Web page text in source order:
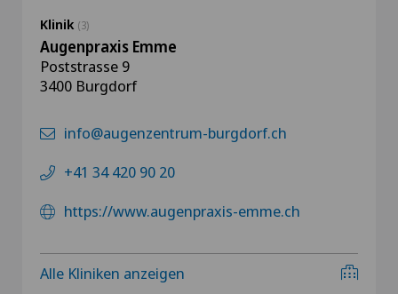
Klinik (3)
Augenpraxis Emme
Poststrasse 9
3400 Burgdorf
info@augenzentrum-burgdorf.ch
+41 34 420 90 20
https://www.augenpraxis-emme.ch
Alle Kliniken anzeigen